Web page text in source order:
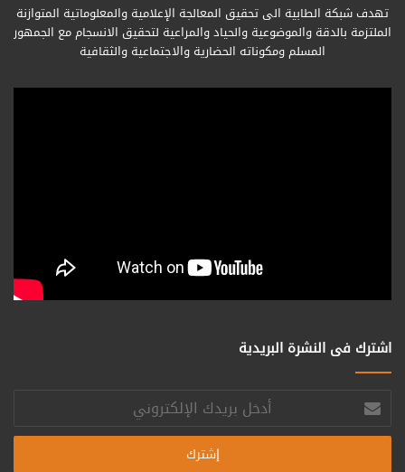
تهدف شبكة الطابية الى تحقيق المعالجة الإعلامية والمعلوماتية المتوازنة
الملتزمة بالدقة والموضوعية والحياد والمراعية لتحقيق الانسجام مع الجمهور
المسلم ومكوناته الحضارية والاجتماعية والثقافية
اشترك فى النشرة البريدية
أدخل
بريدك
الإلكتروني